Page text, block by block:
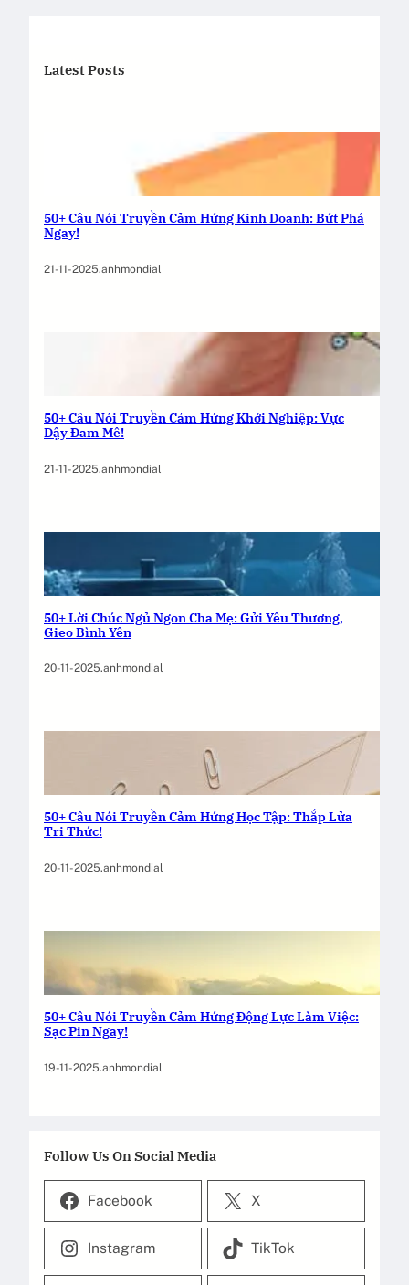
Latest Posts
50+ Câu Nói Truyền Cảm Hứng Kinh Doanh: Bứt Phá
Ngay!
21-11-2025.anhmondial
50+ Câu Nói Truyền Cảm Hứng Khởi Nghiệp: Vực
Dậy Đam Mê!
21-11-2025.anhmondial
50+ Lời Chúc Ngủ Ngon Cha Mẹ: Gửi Yêu Thương,
Gieo Bình Yên
20-11-2025.anhmondial
50+ Câu Nói Truyền Cảm Hứng Học Tập: Thắp Lửa
Tri Thức!
20-11-2025.anhmondial
50+ Câu Nói Truyền Cảm Hứng Động Lực Làm Việc:
Sạc Pin Ngay!
19-11-2025.anhmondial
Follow Us On Social Media
Facebook X
Instagram TikTok